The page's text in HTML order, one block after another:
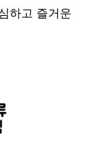
하고 즐거운